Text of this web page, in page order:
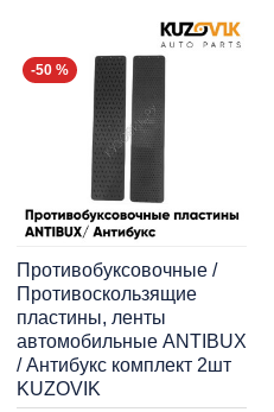
-50 %
Противобуксовочные /
Противоскользящие
пластины, ленты
автомобильные ANTIBUX
/ Антибукс комплект 2шт
KUZOVIK